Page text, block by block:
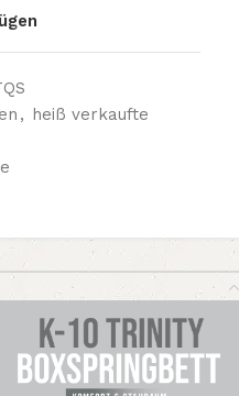
, heiß verkaufte